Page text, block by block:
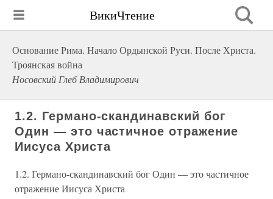
ВикиЧтение
Основание Рима. Начало Ордынской Руси. После Христа.
Троянская война
Носовский Глеб Владимирович
1.2. Германо-скандинавский бог
Один — это частичное отражение
Иисуса Христа
1.2. Германо-скандинавский бог Один — это частичное
отражение Иисуса Христа